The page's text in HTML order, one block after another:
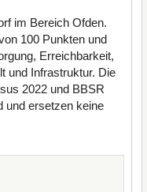
im Bereich Ofden.
100 Punkten und
Erreichbarkeit,
und Infrastruktur. Die
2022 und BBSR
und ersetzen keine